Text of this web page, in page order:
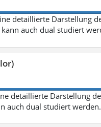
detaillierte Darstellung
auch dual studiert
detaillierte Darstellung
auch dual studiert